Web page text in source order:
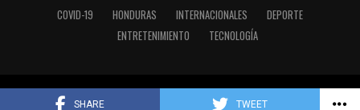
SHARE TWEET
COVID-19 HONDURAS INTERNACIONALES
DEPORTE
ENTRETENIMIENTO
TECNOLOGÍA
Copyright © 2023 HONDUSA TV INC.